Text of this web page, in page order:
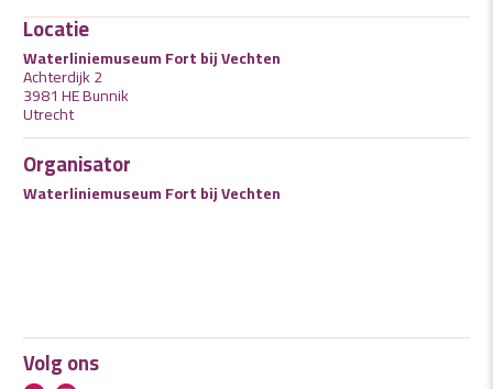
Locatie
Waterliniemuseum Fort bij Vechten
Achterdijk 2
3981 HE Bunnik
Utrecht
Organisator
Waterliniemuseum Fort bij Vechten
Volg ons